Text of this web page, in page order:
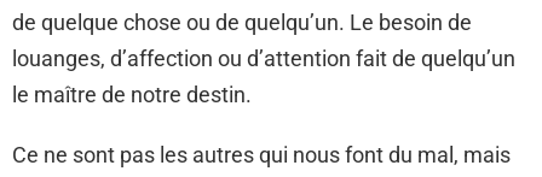
de quelque chose ou de quelqu’un. Le besoin de
louanges, d’affection ou d’attention fait de quelqu’un
le maître de notre destin.
Ce ne sont pas les autres qui nous font du mal, mais